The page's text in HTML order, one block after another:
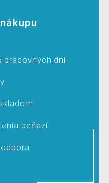
pracovných dní
peňazí